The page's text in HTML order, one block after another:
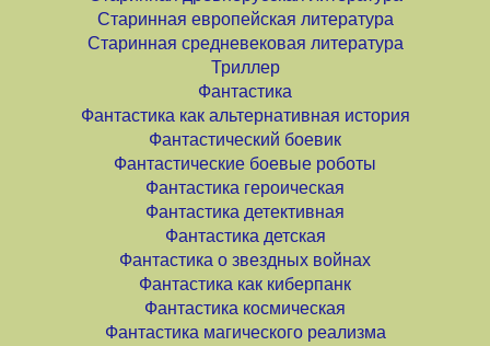
Старинная европейская литература
Старинная средневековая литература
Триллер
Фантастика
Фантастика как альтернативная история
Фантастический боевик
Фантастические боевые роботы
Фантастика героическая
Фантастика детективная
Фантастика детская
Фантастика о звездных войнах
Фантастика как киберпанк
Фантастика космическая
Фантастика магического реализма